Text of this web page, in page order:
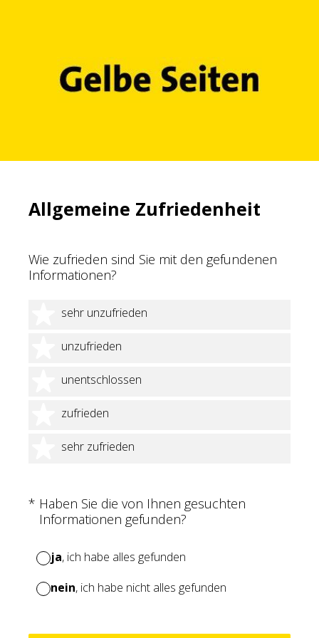
Allgemeine Zufriedenheit
Wie zufrieden sind Sie mit den gefundenen
Informationen?
sehr unzufrieden
1 Stern
unzufrieden
2 Sterne
unentschlossen
3 Sterne
zufrieden
4 Sterne
sehr zufrieden
5 Sterne
* Haben Sie die von Ihnen gesuchten
Informationen gefunden?
(Erforderlich.)
ja, ich habe alles gefunden
nein, ich habe nicht alles gefunden